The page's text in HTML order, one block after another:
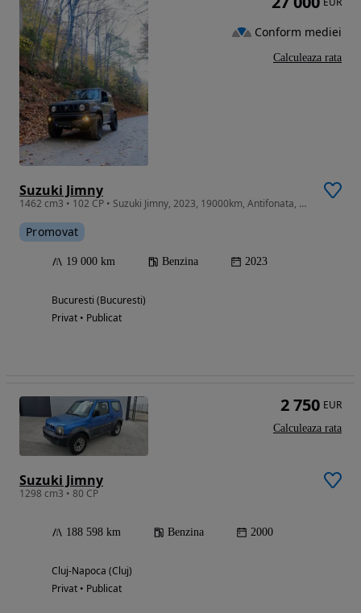
Suzuki Jimny
1462 cm3 • 102 CP • Suzuki Jimny, 2023, 19000km, Antifonata, BF GOODRICH (MT) 215/75
Promovat
19 000 km Benzina 2023
Bucuresti (Bucuresti)
Privat • Publicat
Conform mediei
Calculeaza rata
Suzuki Jimny
1298 cm3 • 80 CP
188 598 km Benzina 2000
Cluj-Napoca (Cluj)
Privat • Publicat
2 750 EUR
Calculeaza rata